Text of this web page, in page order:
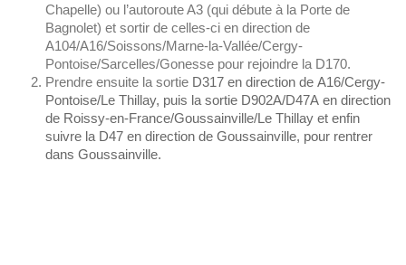
Chapelle) ou l’autoroute A3 (qui débute à la Porte de
Bagnolet) et sortir de celles-ci en direction de
A104/A16/Soissons/Marne-la-Vallée/Cergy-
Pontoise/Sarcelles/Gonesse pour rejoindre la D170.
Prendre ensuite la sortie D317 en direction de A16/Cergy-
Pontoise/Le Thillay, puis la sortie D902A/D47A en direction
de Roissy-en-France/Goussainville/Le Thillay et enfin
suivre la D47 en direction de Goussainville, pour rentrer
dans Goussainville.